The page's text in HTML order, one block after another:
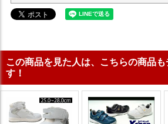
この商品を見た人は、こちらの商品も
す！